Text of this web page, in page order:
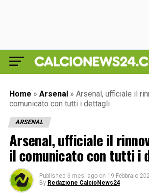
Home » Arsenal » Arsenal, ufficiale il
comunicato con tutti i dettagli
ARSENAL
Arsenal, ufficiale il
il comunicato con tutti i
Published 6 mesi ago on 19 Febbraio
By Redazione CalcioNews24